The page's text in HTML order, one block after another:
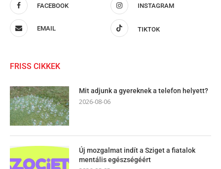
FACEBOOK INSTAGRAM
EMAIL TIKTOK
FRISS CIKKEK
Mit adjunk a gyereknek a telefon helyett?
2026-08-06
Új mozgalmat indít a Sziget a fiatalok
mentális egészségéért